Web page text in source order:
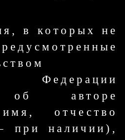
в которых не
Федерации
об авторе
отчество
при наличии),